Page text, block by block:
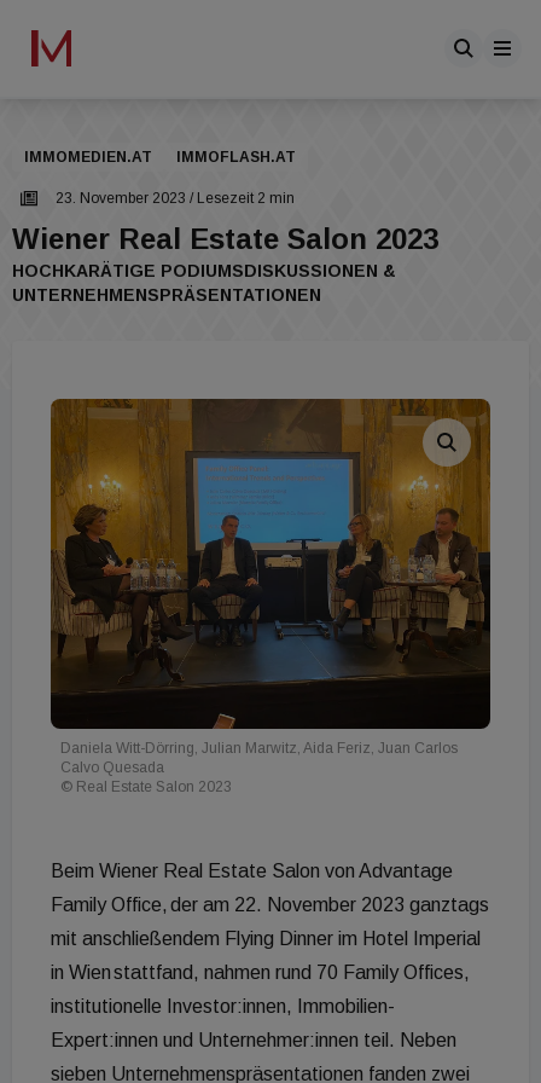
IMMOMEDIEN.AT IMMOFLASH.AT
23. November 2023 / Lesezeit 2 min
Wiener Real Estate Salon 2023
HOCHKARÄTIGE PODIUMSDISKUSSIONEN &
UNTERNEHMENSPRÄSENTATIONEN
Daniela Witt-Dörring, Julian Marwitz, Aida Feriz, Juan Carlos
Calvo Quesada
© Real Estate Salon 2023
Beim Wiener Real Estate Salon von Advantage
Family Office, der am 22. November 2023 ganztags
mit anschließendem Flying Dinner im Hotel Imperial
in Wien stattfand, nahmen rund 70 Family Offices,
institutionelle Investor:innen, Immobilien-
Expert:innen und Unternehmer:innen teil. Neben
sieben Unternehmenspräsentationen fanden zwei